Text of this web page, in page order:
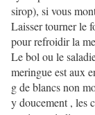
sirop), si vous
Laisser tourner le
pour refroidir la
Le bol ou le
meringue est aux
g de blancs non
y doucement , les